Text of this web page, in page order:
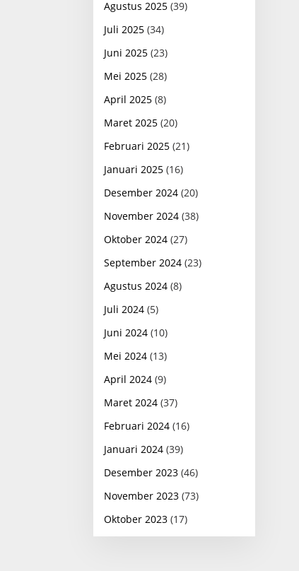
Agustus 2025 (39)
Juli 2025 (34)
Juni 2025 (23)
Mei 2025 (28)
April 2025 (8)
Maret 2025 (20)
Februari 2025 (21)
Januari 2025 (16)
Desember 2024 (20)
November 2024 (38)
Oktober 2024 (27)
September 2024 (23)
Agustus 2024 (8)
Juli 2024 (5)
Juni 2024 (10)
Mei 2024 (13)
April 2024 (9)
Maret 2024 (37)
Februari 2024 (16)
Januari 2024 (39)
Desember 2023 (46)
November 2023 (73)
Oktober 2023 (17)